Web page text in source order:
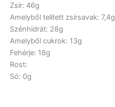
Zsír: 46g
Amelyből telített zsírsavak: 7,4g
Szénhidrát: 28g
Amelyből cukrok: 13g
Fehérje: 18g
Rost:
Só: 0g